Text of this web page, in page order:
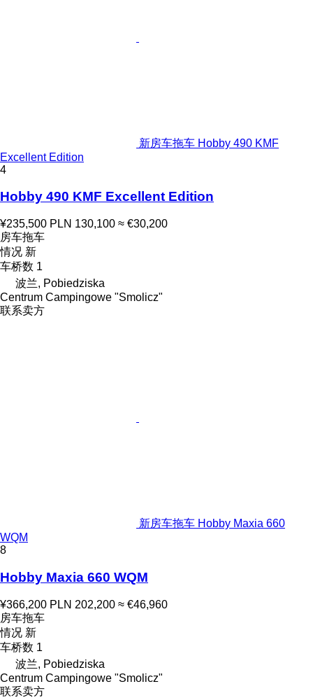
新房车拖车 Hobby 490 KMF
Excellent Edition
4
Hobby 490 KMF Excellent Edition
¥235,500 PLN 130,100 ≈ €30,200
房车拖车
情况 新
车桥数 1
波兰, Pobiedziska
Centrum Campingowe "Smolicz"
联系卖方
新房车拖车 Hobby Maxia 660
WQM
8
Hobby Maxia 660 WQM
¥366,200 PLN 202,200 ≈ €46,960
房车拖车
情况 新
车桥数 1
波兰, Pobiedziska
Centrum Campingowe "Smolicz"
联系卖方